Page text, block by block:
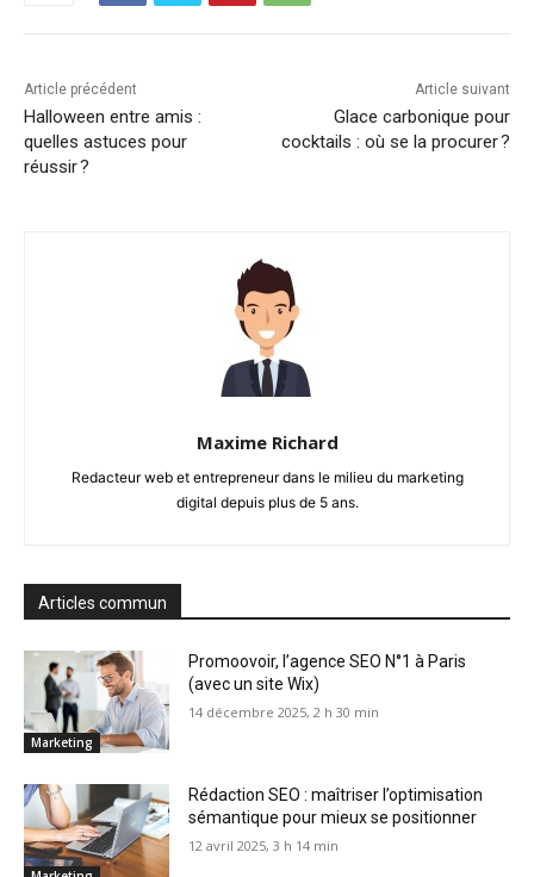
Article précédent
Halloween entre amis :
quelles astuces pour
réussir ?
Article suivant
Glace carbonique pour
cocktails : où se la procurer ?
Maxime Richard
Redacteur web et entrepreneur dans le milieu du marketing
digital depuis plus de 5 ans.
Articles commun
Marketing
Promoovoir, l’agence SEO N°1 à Paris
(avec un site Wix)
14 décembre 2025, 2 h 30 min
Rédaction SEO : maîtriser l’optimisation
sémantique pour mieux se positionner
12 avril 2025, 3 h 14 min